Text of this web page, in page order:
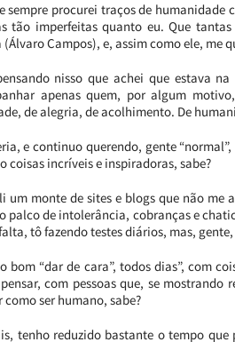
sempre procurei traços de
tão imperfeitas quanto eu. Que
(Álvaro Campos), e, assim como ele, me
nisso que achei que estava
apenas quem, por algum
de alegria, de acolhimento. De
e continuo querendo, gente
coisas incríveis e inspiradoras, sabe?
um monte de sites e blogs que não me
palco de intolerância, cobranças e
tô fazendo testes diários, mas,
bom “dar de cara”, todos dias”, com
com pessoas que, se
como ser humano, sabe?
tenho reduzido bastante o tempo